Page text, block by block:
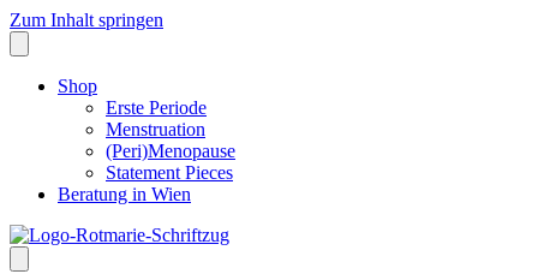
Zum Inhalt springen
Shop
Erste Periode
Menstruation
(Peri)Menopause
Statement Pieces
Beratung in Wien